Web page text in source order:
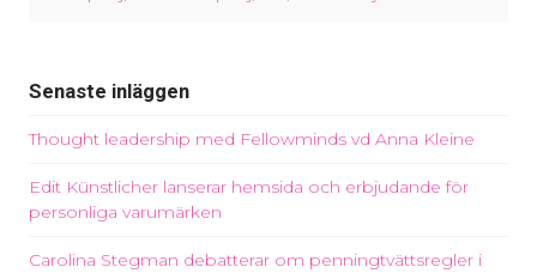
Senaste inläggen
Thought leadership med Fellowminds vd Anna Kleine
Edit Künstlicher lanserar hemsida och erbjudande för
personliga varumärken
Carolina Stegman debatterar om penningtvättsregler i